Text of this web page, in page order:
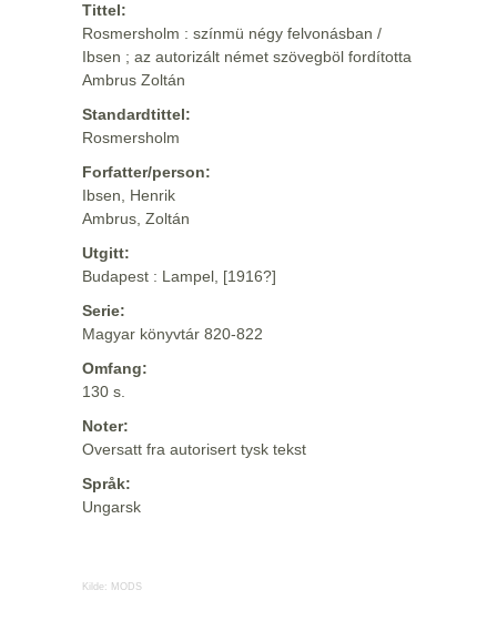
Tittel:
Rosmersholm : színmü négy felvonásban /
Ibsen ; az autorizált német szövegböl fordította
Ambrus Zoltán
Standardtittel:
Rosmersholm
Forfatter/person:
Ibsen, Henrik
Ambrus, Zoltán
Utgitt:
Budapest : Lampel, [1916?]
Serie:
Magyar könyvtár 820-822
Omfang:
130 s.
Noter:
Oversatt fra autorisert tysk tekst
Språk:
Ungarsk
Kilde: MODS